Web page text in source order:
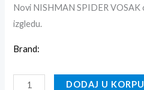
Novi NISHMAN SPIDER VOSAK
izgledu.
Brand:
DODAJ U KORPU